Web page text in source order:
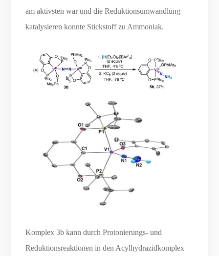
am aktivsten war und die Reduktionsumwandlung
katalysieren konnte Stickstoff zu Ammoniak.
Komplex 3b kann durch Protonierungs- und
Reduktionsreaktionen in den Acylhydrazidkomplex